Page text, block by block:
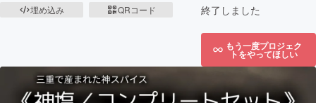
埋め込み
QRコード
終了しました
もう一度プロジェク
トをやってほしい